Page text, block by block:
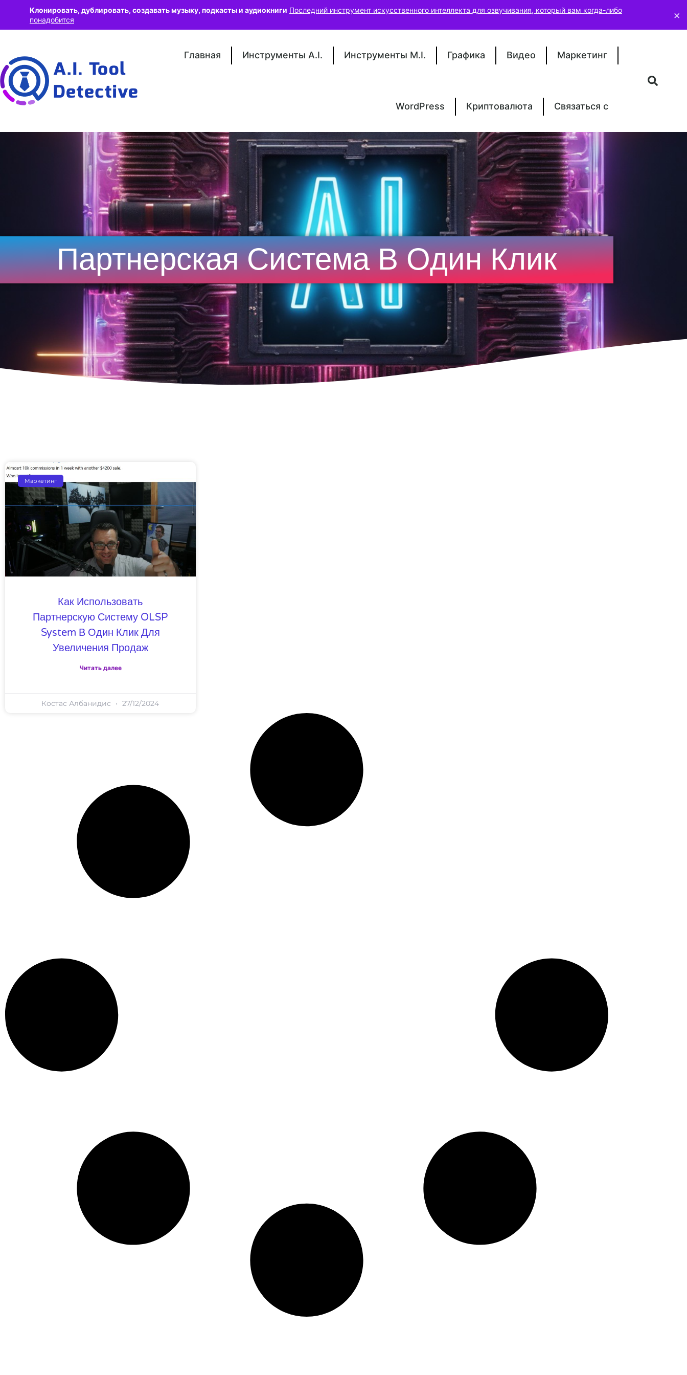
Главная Инструменты A.I. Инструменты M.I. Графика Видео Маркетинг
WordPress Криптовалюта Связаться с
Партнерская Система В Один Клик
Маркетинг
Как Использовать
Партнерскую Систему OLSP
System В Один Клик Для
Увеличения Продаж
Читать далее
Костас Албанидис 27/12/2024
Клонировать, дублировать, создавать музыку, подкасты и аудиокниги Последний инструмент искусственного интеллекта для озвучивания, который вам когда-либо
понадобится
×